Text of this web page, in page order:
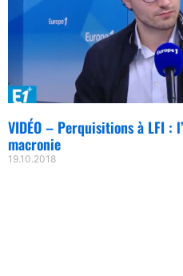
VIDÉO – Perquisitions à LFI :
macronie
19.10.2018